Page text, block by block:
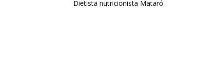
Dietista nutricionista Mataró